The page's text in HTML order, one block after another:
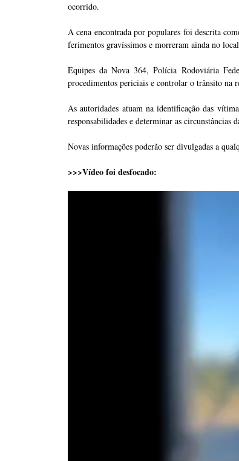
ocorrido.
A cena encontrada por populares foi descrita
ferimentos gravíssimos e morreram ainda no
Equipes da Nova 364, Polícia Rodoviária
procedimentos periciais e controlar o trânsito na
As autoridades atuam na identificação das
responsabilidades e determinar as circunstâncias
Novas informações poderão ser divulgadas a
>>>Vídeo foi desfocado: